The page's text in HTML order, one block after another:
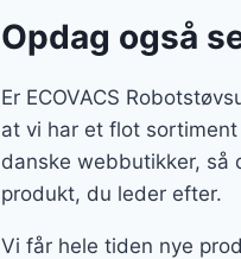
Opdag også
Er ECOVACS
at vi har et flot
danske webbutikker, så
produkt, du leder efter.
Vi får hele tiden nye